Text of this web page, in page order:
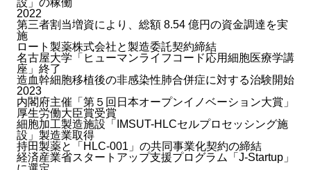
2022
第三者割当増資により、総額 8.54 億円の資金調達を実
施
ロート製薬株式会社と製造委託契約締結
名古屋大学「ヒューマンライフコード応用細胞医療学講
座」終了
造血幹細胞移植後の非感染性肺合併症に対する治験開始
2023
内閣府主催「第５回日本オープンイノベーション大賞」
厚生労働大臣賞受賞
細胞加工製造施設「IMSUT-HLCセルプロセッシング施
設」製造業取得
持田製薬と「HLC-001」の共同事業化契約の締結
経済産業省スタートアップ支援プログラム「J-Startup」